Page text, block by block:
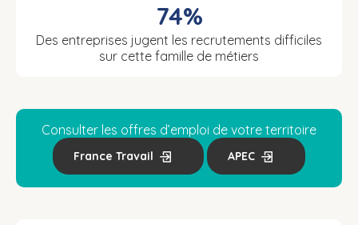
74%
Des entreprises jugent les recrutements difficiles
sur cette famille de métiers
Consulter les offres d’emploi de votre territoire
France Travail APEC